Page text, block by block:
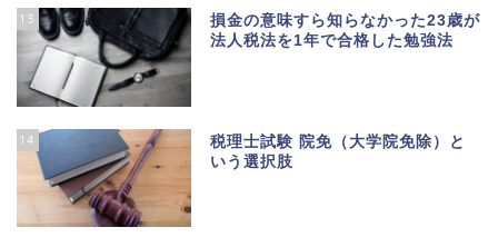
13
損金の意味すら知らなかった23歳が
法人税法を1年で合格した勉強法
14
税理士試験 院免（大学院免除）と
いう選択肢